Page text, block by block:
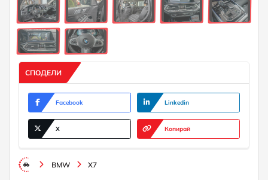
СПОДЕЛИ
Facebook Linkedin
X Копирай
BMW X7